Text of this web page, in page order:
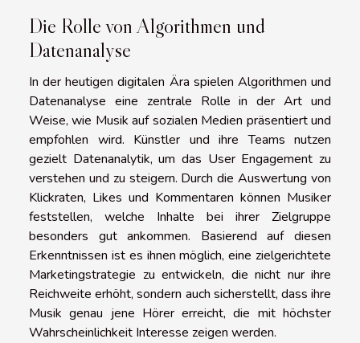
Die Rolle von Algorithmen und
Datenanalyse
In der heutigen digitalen Ära spielen Algorithmen und
Datenanalyse eine zentrale Rolle in der Art und
Weise, wie Musik auf sozialen Medien präsentiert und
empfohlen wird. Künstler und ihre Teams nutzen
gezielt Datenanalytik, um das User Engagement zu
verstehen und zu steigern. Durch die Auswertung von
Klickraten, Likes und Kommentaren können Musiker
feststellen, welche Inhalte bei ihrer Zielgruppe
besonders gut ankommen. Basierend auf diesen
Erkenntnissen ist es ihnen möglich, eine zielgerichtete
Marketingstrategie zu entwickeln, die nicht nur ihre
Reichweite erhöht, sondern auch sicherstellt, dass ihre
Musik genau jene Hörer erreicht, die mit höchster
Wahrscheinlichkeit Interesse zeigen werden.